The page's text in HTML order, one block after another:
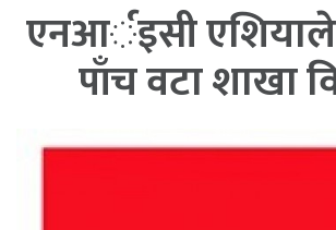
एनआर्इसी
पाँच वटा शाखा